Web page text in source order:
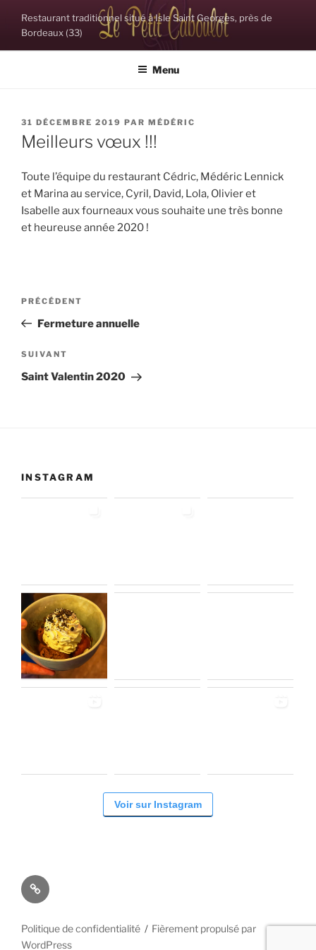
Restaurant traditionnel situé à Isle Saint Georges, près de
Bordeaux (33)
Menu
PUBLIÉ
LE
31 DÉCEMBRE 2019 PAR MÉDÉRIC
Meilleurs vœux !!!
Toute l’équipe du restaurant Cédric, Médéric Lennick
et Marina au service, Cyril, David, Lola, Olivier et
Isabelle aux fourneaux vous souhaite une très bonne
et heureuse année 2020 !
Navigation
l’article
Article
précédent
PRÉCÉDENT
Fermeture annuelle
Article
suivant
SUIVANT
Saint Valentin 2020
INSTAGRAM
Voir sur Instagram
Facebook
Politique de confidentialité
Fièrement propulsé par
WordPress